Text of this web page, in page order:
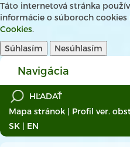
Táto internetová stránka
informácie o súboroch
Cookies.
Súhlasím
Nesúhlasím
Navigácia
Mapa stránok | Profil ver.
SK | EN